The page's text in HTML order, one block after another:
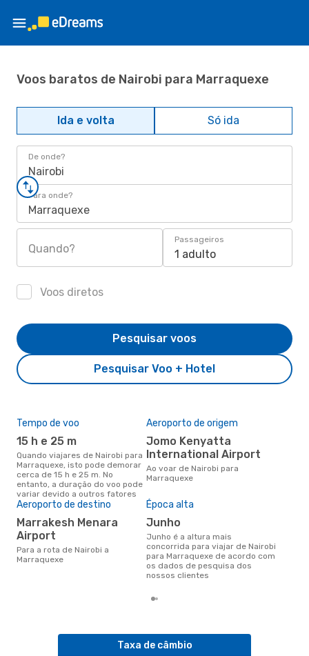
Voos baratos de Nairobi para Marraquexe
Ida e volta Só ida
De onde?
Nairobi
Para onde?
Marraquexe
Quando?
Passageiros
1 adulto
Voos diretos
Pesquisar Voo + Hotel
Pesquisar voos
Tempo de voo
15 h e 25 m
Quando viajares de Nairobi para
Marraquexe, isto pode demorar
cerca de 15 h e 25 m. No
entanto, a duração do voo pode
variar devido a outros fatores
Aeroporto de origem
Jomo Kenyatta
International Airport
Ao voar de Nairobi para
Marraquexe
Aeroporto de destino
Marrakesh Menara
Airport
Para a rota de Nairobi a
Marraquexe
Época alta
junho
junho é a altura mais
concorrida para viajar de Nairobi
para Marraquexe de acordo com
os dados de pesquisa dos
nossos clientes
Taxa de câmbio